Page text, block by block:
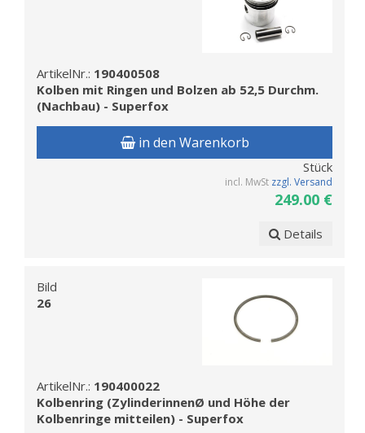
ArtikelNr.: 190400508
Kolben mit Ringen und Bolzen ab 52,5 Durchm.
(Nachbau) - Superfox
in den Warenkorb
Stück
incl. MwSt zzgl. Versand
249.00 €
Details
Bild
26
ArtikelNr.: 190400022
Kolbenring (ZylinderinnenØ und Höhe der
Kolbenringe mitteilen) - Superfox